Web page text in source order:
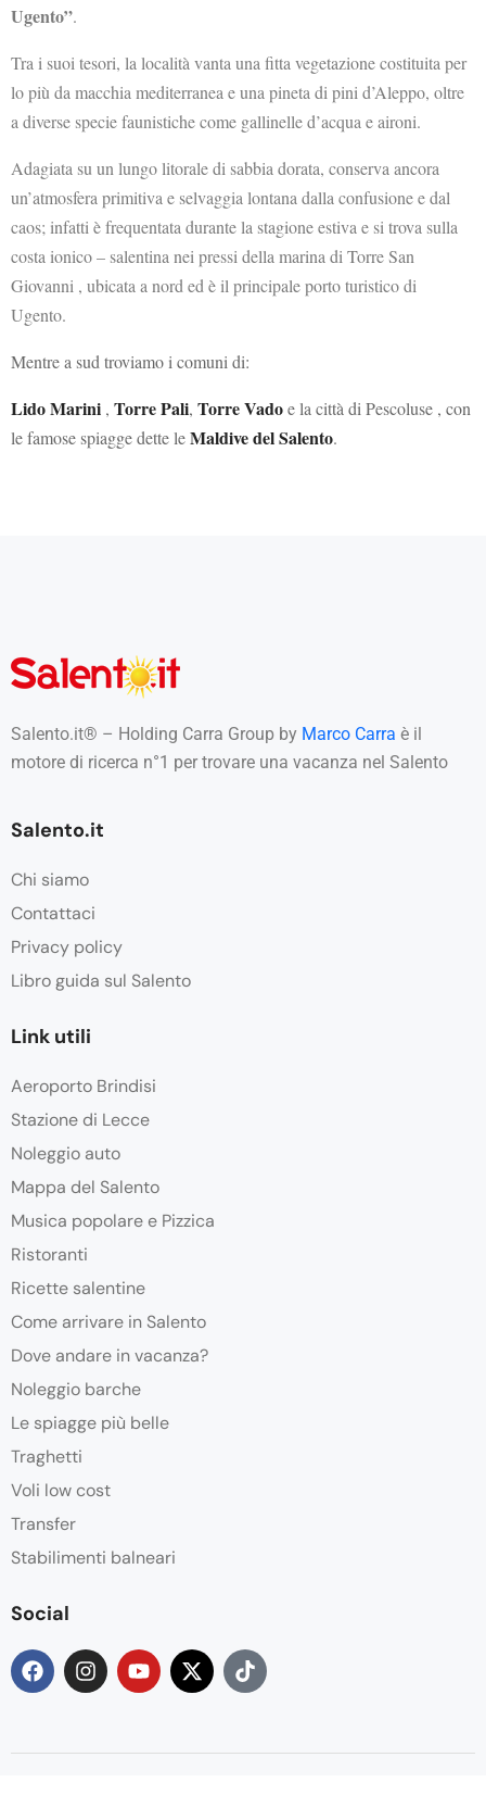
Ugento”.
Tra i suoi tesori, la località vanta una fitta vegetazione costituita per
lo più da macchia mediterranea e una pineta di pini d’Aleppo, oltre
a diverse specie faunistiche come gallinelle d’acqua e aironi.
Adagiata su un lungo litorale di sabbia dorata, conserva ancora
un’atmosfera primitiva e selvaggia lontana dalla confusione e dal
caos; infatti è frequentata durante la stagione estiva e si trova sulla
costa ionico – salentina nei pressi della marina di Torre San
Giovanni , ubicata a nord ed è il principale porto turistico di
Ugento.
Mentre a sud troviamo i comuni di:
Lido Marini , Torre Pali, Torre Vadoe la città di Pescoluse , con
le famose spiagge dette leMaldive del Salento.
Salento.it® – Holding Carra Group by Marco Carra è il
motore di ricerca n°1 per trovare una vacanza nel Salento
Salento.it
Chi siamo
Contattaci
Privacy policy
Libro guida sul Salento
Link utili
Aeroporto Brindisi
Stazione di Lecce
Noleggio auto
Mappa del Salento
Musica popolare e Pizzica
Ristoranti
Ricette salentine
Come arrivare in Salento
Dove andare in vacanza?
Noleggio barche
Le spiagge più belle
Traghetti
Voli low cost
Transfer
Stabilimenti balneari
Social